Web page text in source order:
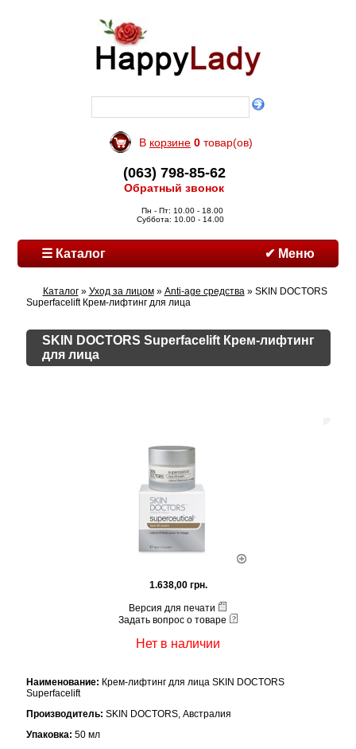
В корзине 0 товар(ов)
(063) 798-85-62
Обратный звонок
Пн - Пт: 10.00 - 18.00
Суббота: 10.00 - 14.00
☰ Каталог ✔ Меню
Каталог» Уход за лицом» Anti-age средства» SKIN DOCTORS
Superfacelift Крем-лифтинг для лица
SKIN DOCTORS Superfacelift Крем-лифтинг
для лица
1.638,00 грн.
Версия для печати
Задать вопрос о товаре
Нет в наличии
Наименование: Крем-лифтинг для лица SKIN DOCTORS
Superfacelift
Производитель: SKIN DOCTORS, Австралия
Упаковка: 50 мл